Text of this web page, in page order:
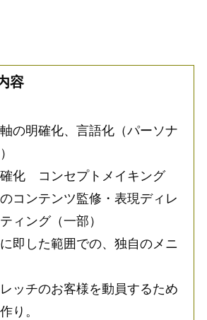
容
の明確化、言語化（パーソナ
確化 コンセプトメイキング
コンテンツ監修・表現ディレ
ィング（一部）
即した範囲での、独自のメニ
ッチのお客様を動員するため
り。